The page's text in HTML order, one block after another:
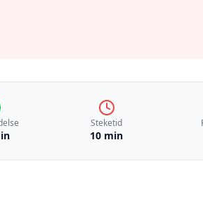
Steketid
10 min